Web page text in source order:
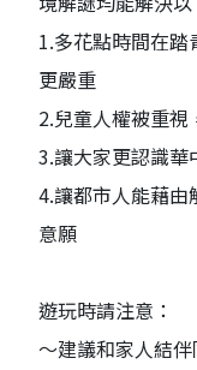
1.多花點時間在
更嚴重
2.兒童人權被重
3.讓大家更認識華
4.讓都市人能藉
意願
遊玩時請注意：
～建議和家人結